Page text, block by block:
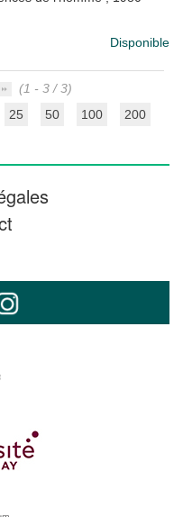
Disponible
(1 - 3 / 3)
25 50 100 200